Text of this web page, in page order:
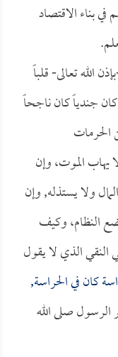
بناء الاقتصاد
الله تعالى- قلباً
جندياً كان ناجحاً
الموت، وإن
ولا يستذله, وإن
النظام، وكيف
النقي الذي لا يقول
كان في الحراسة,
الرسول صلى الله